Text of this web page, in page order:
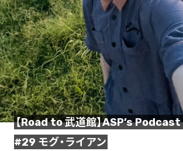
【Road to 武道館】ASP’s
#29 モグ・ライアン